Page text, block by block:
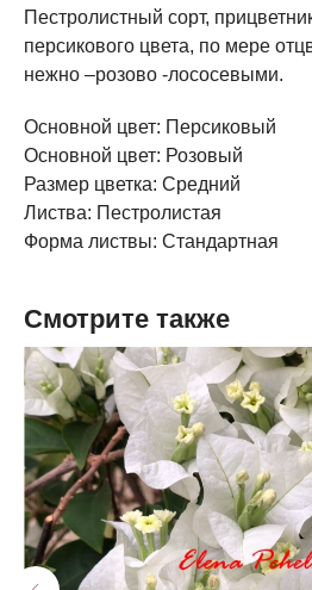
Пестролистный сорт,
персикового цвета, по мере
нежно –розово -лососевыми.
Основной цвет: Персиковый
Основной цвет: Розовый
Размер цветка: Средний
Листва: Пестролистая
Форма листвы: Стандартная
Смотрите также